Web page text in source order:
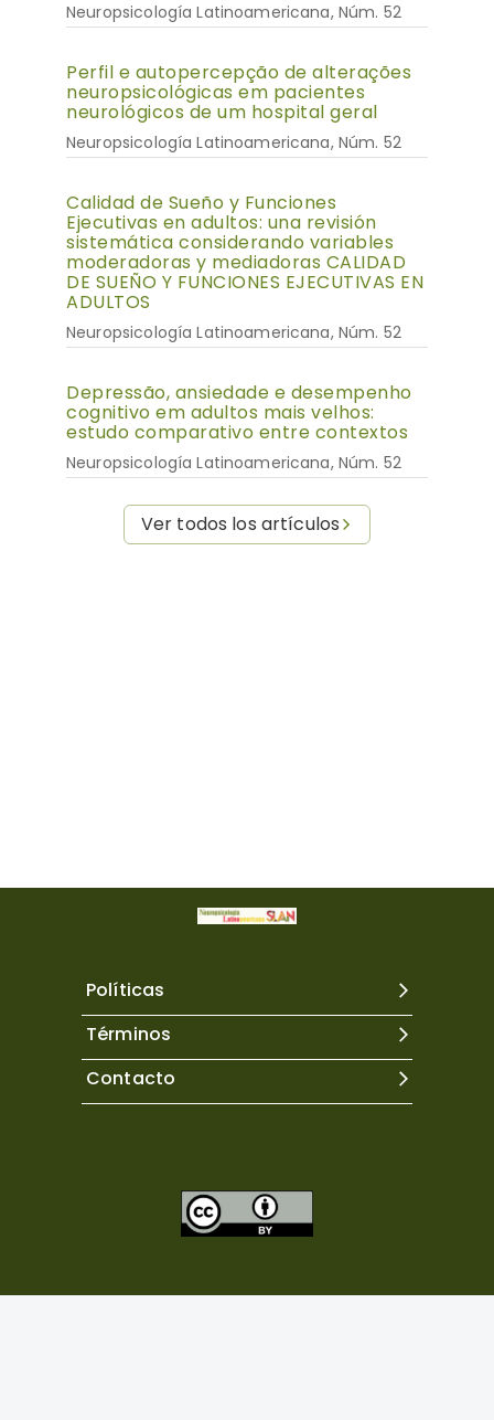
Neuropsicología Latinoamericana, Núm. 52
Perfil e autopercepção de alterações
neuropsicológicas em pacientes
neurológicos de um hospital geral
Neuropsicología Latinoamericana, Núm. 52
Calidad de Sueño y Funciones
Ejecutivas en adultos: una revisión
sistemática considerando variables
moderadoras y mediadoras CALIDAD
DE SUEÑO Y FUNCIONES EJECUTIVAS EN
ADULTOS
Neuropsicología Latinoamericana, Núm. 52
Depressão, ansiedade e desempenho
cognitivo em adultos mais velhos:
estudo comparativo entre contextos
Neuropsicología Latinoamericana, Núm. 52
Ver todos los artículos
Políticas
Términos
Contacto